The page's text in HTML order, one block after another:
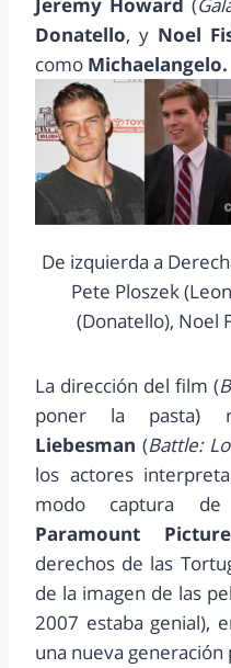
Jeremy Howard (
Donatello, y Noel
como Michaelangelo.
De izquierda a
Pete Ploszek
(Donatello), Noel
La dirección del film (
poner la pasta)
Liebesman (Battle:
los actores
modo captura
Paramount
derechos de las
de la imagen de las
2007 estaba genial),
una nueva generación